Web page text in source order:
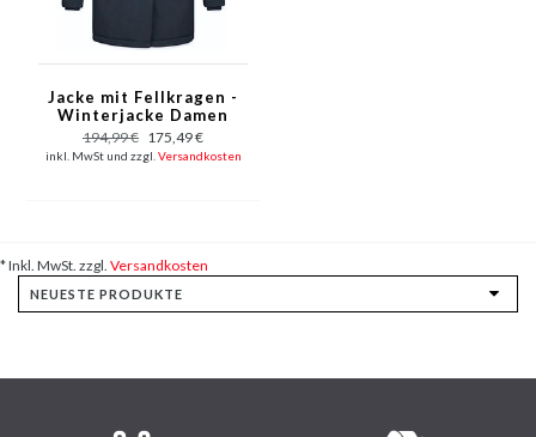
Jacke mit Fellkragen -
Winterjacke Damen
Lang - Parka - Blau
194,99 € 175,49 €
inkl. MwSt und zzgl. Versandkosten
* Inkl. MwSt. zzgl. Versandkosten